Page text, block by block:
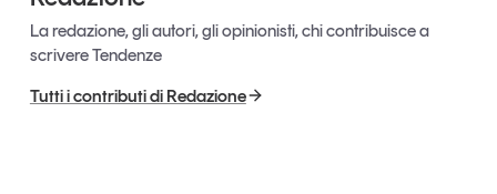
La redazione, gli autori, gli opinionisti, chi contribuisce a
scrivere Tendenze
Tutti i contributi di Redazione